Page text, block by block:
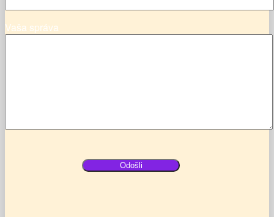
Vaša správa